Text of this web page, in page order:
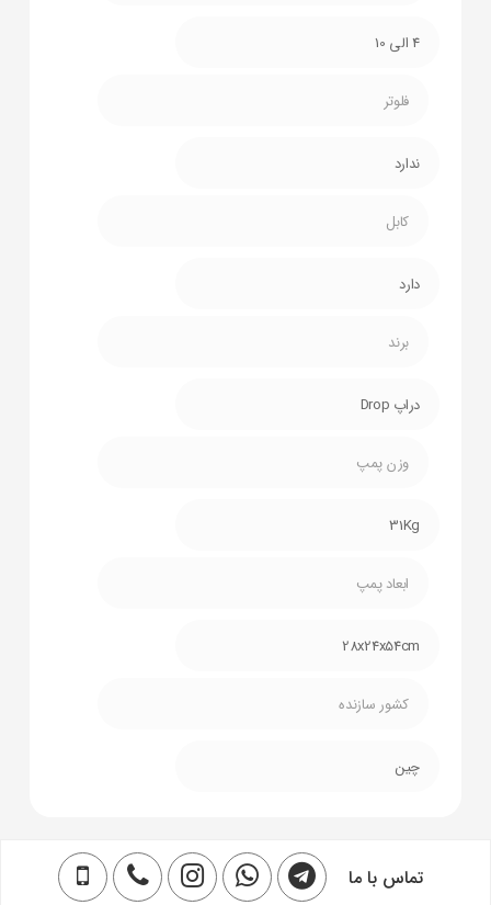
4 الی 10
فلوتر
ندارد
کابل
دارد
برند
دراپ Drop
وزن پمپ
31Kg
ابعاد پمپ
28x24x54cm
کشور سازنده
چین
تماس با ما